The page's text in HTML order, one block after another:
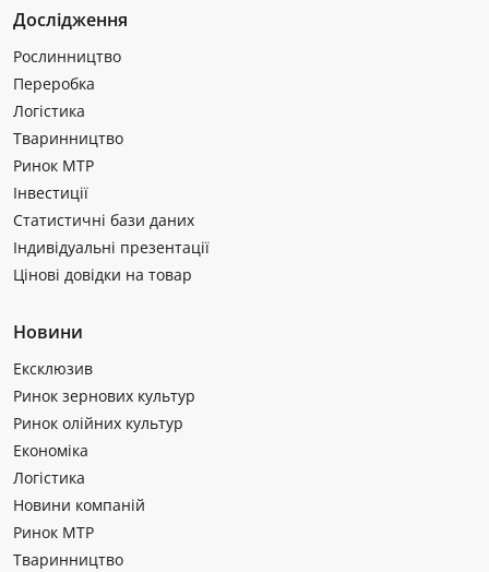
Дослідження
Рослинництво
Переробка
Логістика
Тваринництво
Ринок МТР
Інвестиції
Статистичні бази даних
Індивідуальні презентації
Цінові довідки на товар
Новини
Ексклюзив
Ринок зернових культур
Ринок олійних культур
Економіка
Логістика
Новини компаній
Ринок МТР
Тваринництво